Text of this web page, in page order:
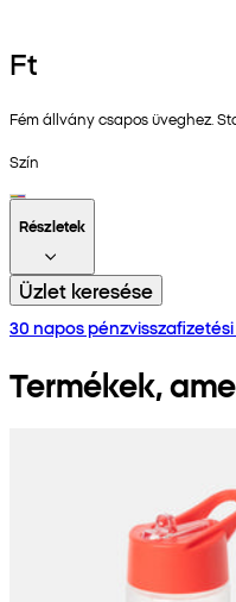
Ft
Fém állvány csapos üveghez.
Szín
Részletek
Üzlet keresése
30 napos
Termékek,